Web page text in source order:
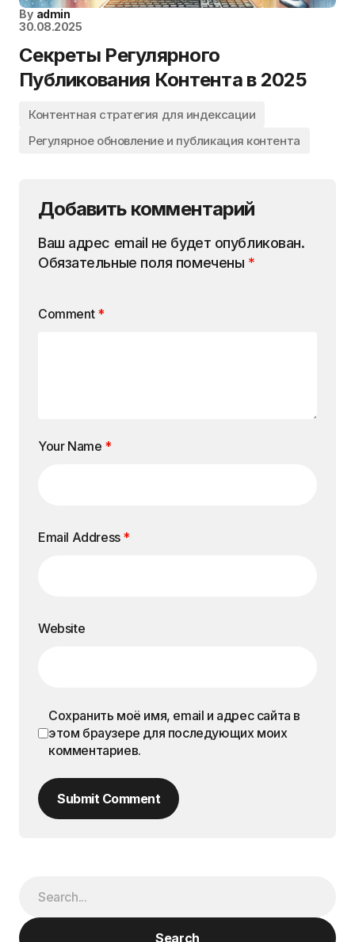
By admin
30.08.2025
Секреты Регулярного
Публикования Контента в 2025
Контентная стратегия для индексации
Регулярное обновление и публикация контента
Добавить комментарий
Ваш адрес email не будет опубликован.
Обязательные поля помечены *
Comment *
Your Name *
Email Address *
Website
Сохранить моё имя, email и адрес сайта в
этом браузере для последующих моих
комментариев.
Submit Comment
Search